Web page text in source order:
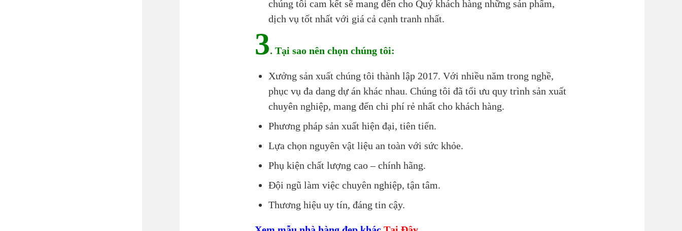
chúng tôi cam kết sẽ mang đến cho Quý khách hàng những sản phẩm,
dịch vụ tốt nhất với giá cả cạnh tranh nhất.
3. Tại sao nên chọn chúng tôi:
Xưởng sản xuất chúng tôi thành lập 2017. Với nhiều năm trong nghề,
phục vụ đa dang dự án khác nhau. Chúng tôi đã tối ưu quy trình sản xuất
chuyên nghiệp, mang đến chi phí rẻ nhất cho khách hàng.
Phương pháp sản xuất hiện đại, tiên tiến.
Lựa chọn nguyên vật liệu an toàn với sức khỏe.
Phụ kiện chất lượng cao – chính hãng.
Đội ngũ làm việc chuyên nghiệp, tận tâm.
Thương hiệu uy tín, đáng tin cậy.